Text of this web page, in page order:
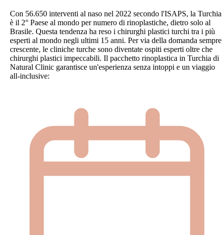
Con 56.650 interventi al naso nel 2022 secondo l'ISAPS, la Turchia
è il 2° Paese al mondo per numero di rinoplastiche, dietro solo al
Brasile. Questa tendenza ha reso i chirurghi plastici turchi tra i più
esperti al mondo negli ultimi 15 anni. Per via della domanda sempre
crescente, le cliniche turche sono diventate ospiti esperti oltre che
chirurghi plastici impeccabili. Il pacchetto rinoplastica in Turchia di
Natural Clinic garantisce un'esperienza senza intoppi e un viaggio
all-inclusive: